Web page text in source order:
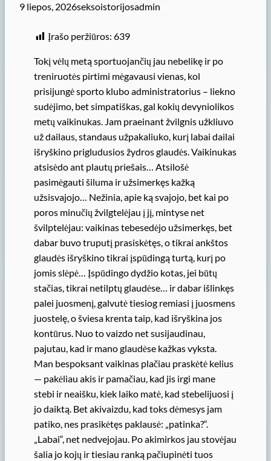
9 liepos, 2026seksoistorijosadmin
Įrašo peržiūros: 639
Tokį vėlų metą sportuojančių jau nebelikę ir po
treniruotės pirtimi mėgavausi vienas, kol
prisijungė sporto klubo administratorius – liekno
sudėjimo, bet simpatiškas, gal kokių devyniolikos
metų vaikinukas. Jam praeinant žvilgnis užkliuvo
už dailaus, standaus užpakaliuko, kurį labai dailai
išryškino prigludusios žydros glaudės. Vaikinukas
atsisėdo ant plautų priešais… Atsilošė
pasimėgauti šiluma ir užsimerkęs kažką
užsisvajojo… Nežinia, apie ką svajojo, bet kai po
poros minučių žvilgtelėjau į jį, mintyse net
švilptelėjau: vaikinas tebesedėjo užsimerkęs, bet
dabar buvo truputį prasiskėtęs, o tikrai ankštos
glaudės išryškino tikrai įspūdingą turtą, kurį po
jomis slėpė… Įspūdingo dydžio kotas, jei būtų
stačias, tikrai netilptų glaudėse… ir dabar išlinkęs
palei juosmenį, galvutė tiesiog remiasi į juosmens
juostelę, o šviesa krenta taip, kad išryškina jos
kontūrus. Nuo to vaizdo net susijaudinau,
pajutau, kad ir mano glaudėse kažkas vyksta.
Man bespoksant vaikinas plačiau praskėtė kelius
— pakėliau akis ir pamačiau, kad jis irgi mane
stebi ir neaišku, kiek laiko matė, kad stebelijuosi į
jo daiktą. Bet akivaizdu, kad toks dėmesys jam
patiko, nes prasikėtęs paklausė: „patinka?“.
„Labai“, net nedvejojau. Po akimirkos jau stovėjau
šalia jo kojų ir tiesiau ranką pačiupinėti tuos